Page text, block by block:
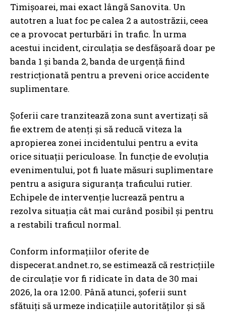
Timișoarei, mai exact lângă Sanovita. Un
autotren a luat foc pe calea 2 a autostrăzii, ceea
ce a provocat perturbări în trafic. În urma
acestui incident, circulația se desfășoară doar pe
banda 1 și banda 2, banda de urgență fiind
restricționată pentru a preveni orice accidente
suplimentare.
Șoferii care tranzitează zona sunt avertizați să
fie extrem de atenți și să reducă viteza la
apropierea zonei incidentului pentru a evita
orice situații periculoase. În funcție de evoluția
evenimentului, pot fi luate măsuri suplimentare
pentru a asigura siguranța traficului rutier.
Echipele de intervenție lucrează pentru a
rezolva situația cât mai curând posibil și pentru
a restabili traficul normal.
Conform informațiilor oferite de
dispecerat.andnet.ro, se estimează că restricțiile
de circulație vor fi ridicate în data de 30 mai
2026, la ora 12:00. Până atunci, șoferii sunt
sfătuiți să urmeze indicațiile autorităților și să